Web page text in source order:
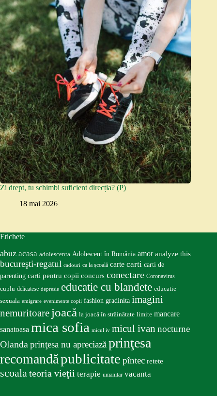
Zi drept, tu schimbi suficient direcția? (P)
18 mai 2026
Etichete
abuz acasa adolescenta Adolescent în România amor analyze this
bucureşti-regatul cadouri ca la școală carte carti carti de
parenting carti pentru copii concurs conectare Coronavirus
cuplu delicatese depresie educatie cu blandete educatie
sexuala emigrare evenimente copii fashion gradinita imagini
nemuritoare joacă la joacă în străinătate limite mancare
sanatoasa mica sofia micul iv micul ivan nocturne
Olandaprinţesa nu apreciazăprinţesa
recomandăpublicitate pîntec retete
scoalateoria vieţii terapie umanitar vacanta